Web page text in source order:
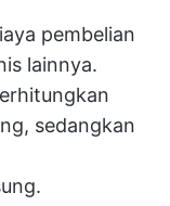
pembelian
lainnya.
sedangkan